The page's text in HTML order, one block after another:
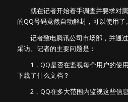
就在记者开始着手调查并要求对腾
的QQ号码竟然自动解封，可以使用了。
记者致电腾讯公司市场部，并通过
采访。记者的主要问题是：
1，QQ是否在监视每个用户的使用
下载了什么文档？
2，QQ在多大范围内监视这些信息